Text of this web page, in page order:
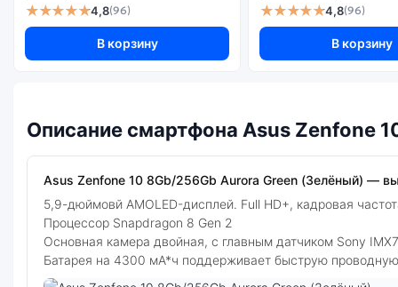
★★★★★4,8(96)
В корзину
★★★★★4,8(96)
В корзину
Описание смартфона Asus Zenfone
Asus Zenfone 10 8Gb/256Gb Aurora Green (Зелёный) —
5,9-дюймовй AMOLED-дисплей. Full HD+, кадровая
Процессор Snapdragon 8 Gen 2
Основная камера двойная, с главным датчиком Sony
Батарея на 4300 мА*ч поддерживает быструю